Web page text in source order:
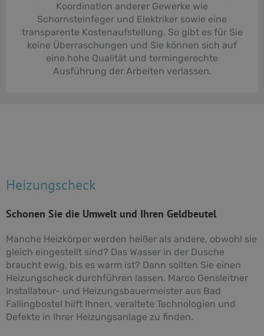
Koordination anderer Gewerke wie
Schornsteinfeger und Elektriker sowie eine
transparente Kostenaufstellung. So gibt es für Sie
keine Überraschungen und Sie können sich auf
eine hohe Qualität und termingerechte
Ausführung der Arbeiten verlassen.
Heizungscheck
Schonen Sie die Umwelt und Ihren Geldbeutel
Manche Heizkörper werden heißer als andere, obwohl sie
gleich eingestellt sind? Das Wasser in der Dusche
braucht ewig, bis es warm ist? Dann sollten Sie einen
Heizungscheck durchführen lassen. Marco Gensleitner
Installateur- und Heizungsbauermeister aus Bad
Fallingbostel hilft Ihnen, veraltete Technologien und
Defekte in Ihrer Heizungsanlage zu finden.